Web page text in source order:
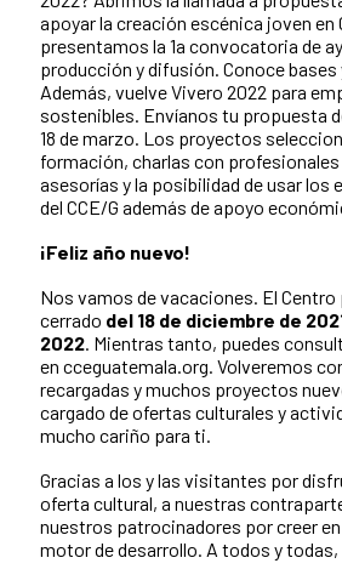
apoyar la creación escénica joven en
presentamos la 1a convocatoria de
producción y difusión. Conoce
Además, vuelve Vivero 2022 para
sostenibles. Envíanos tu propuesta
18 de marzo. Los proyectos
formación, charlas con
asesorías y la posibilidad de usar los
del CCE/G además de apoyo
¡Feliz año nuevo!
Nos vamos de vacaciones. El Centro
cerrado del 18 de diciembre de
2022. Mientras tanto, puedes
en cceguatemala.org. Volveremos
recargadas y muchos proyectos
cargado de ofertas culturales y
mucho cariño para ti.
Gracias a los y las visitantes por
oferta cultural, a nuestras
nuestros patrocinadores por creer
motor de desarrollo. A todos y